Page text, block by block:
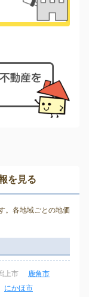
を見る
。各地域ごとの地価
上市
鹿角市
にかほ市